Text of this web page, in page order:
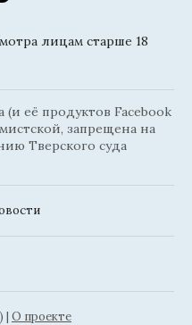
лицам старше 18
её продуктов Facebook
запрещена на
Тверского суда
| О проекте